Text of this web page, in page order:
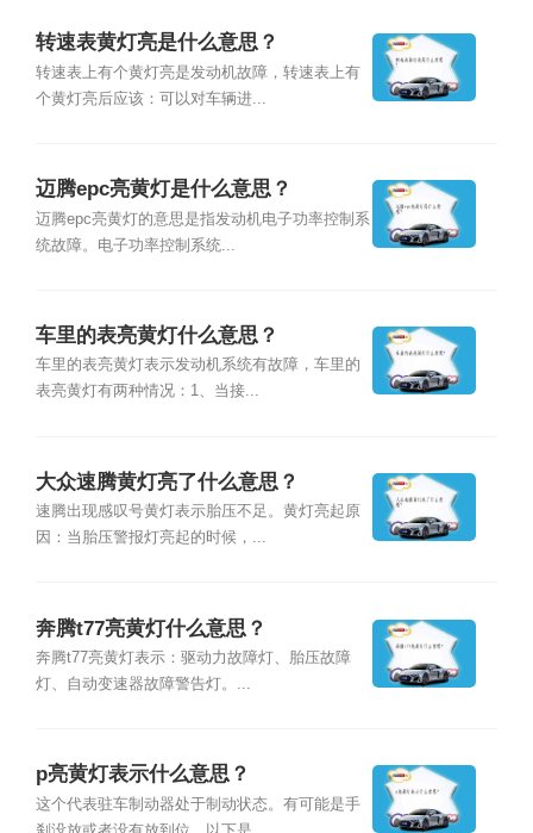
转速表黄灯亮是什么意思？
转速表上有个黄灯亮是发动机故障，转速表上有
个黄灯亮后应该：可以对车辆进...
迈腾epc亮黄灯是什么意思？
迈腾epc亮黄灯的意思是指发动机电子功率控制系
统故障。电子功率控制系统...
车里的表亮黄灯什么意思？
车里的表亮黄灯表示发动机系统有故障，车里的
表亮黄灯有两种情况：1、当接...
大众速腾黄灯亮了什么意思？
速腾出现感叹号黄灯表示胎压不足。黄灯亮起原
因：当胎压警报灯亮起的时候，...
奔腾t77亮黄灯什么意思？
奔腾t77亮黄灯表示：驱动力故障灯、胎压故障
灯、自动变速器故障警告灯。...
p亮黄灯表示什么意思？
这个代表驻车制动器处于制动状态。有可能是手